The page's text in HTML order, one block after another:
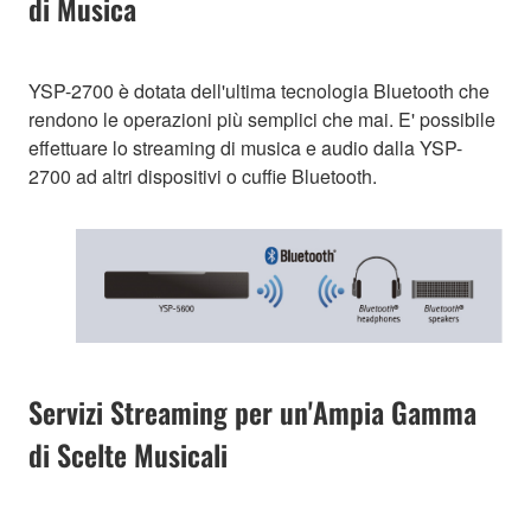
YSP-2700 è dotata dell'ultima tecnologia Bluetooth che
rendono le operazioni più semplici che mai. E' possibile
effettuare lo streaming di musica e audio dalla YSP-
2700 ad altri dispositivi o cuffie Bluetooth.
Servizi Streaming per un'Ampia Gamma
di Scelte Musicali